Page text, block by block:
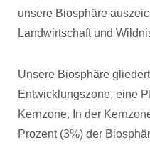
unsere Biosphäre
Landwirtschaft und
Unsere Biosphäre
Entwicklungszone, eine
Kernzone. In der
Prozent (3%) der